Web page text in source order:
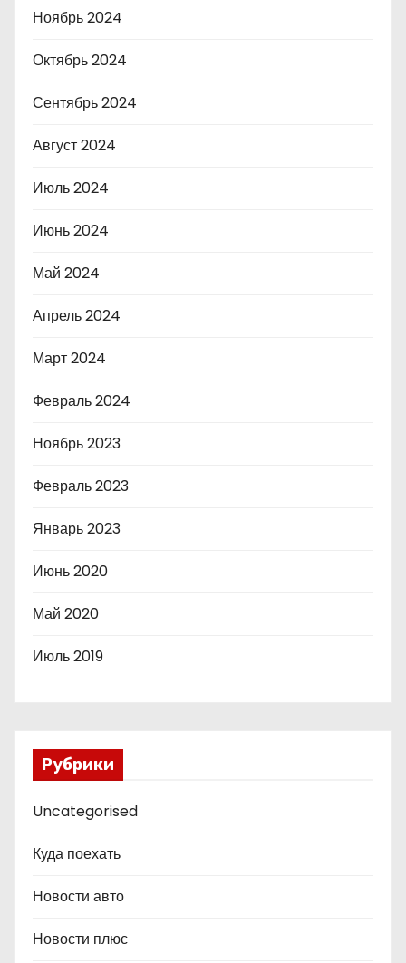
Ноябрь 2024
Октябрь 2024
Сентябрь 2024
Август 2024
Июль 2024
Июнь 2024
Май 2024
Апрель 2024
Март 2024
Февраль 2024
Ноябрь 2023
Февраль 2023
Январь 2023
Июнь 2020
Май 2020
Июль 2019
Рубрики
Uncategorised
Куда поехать
Новости авто
Новости плюс